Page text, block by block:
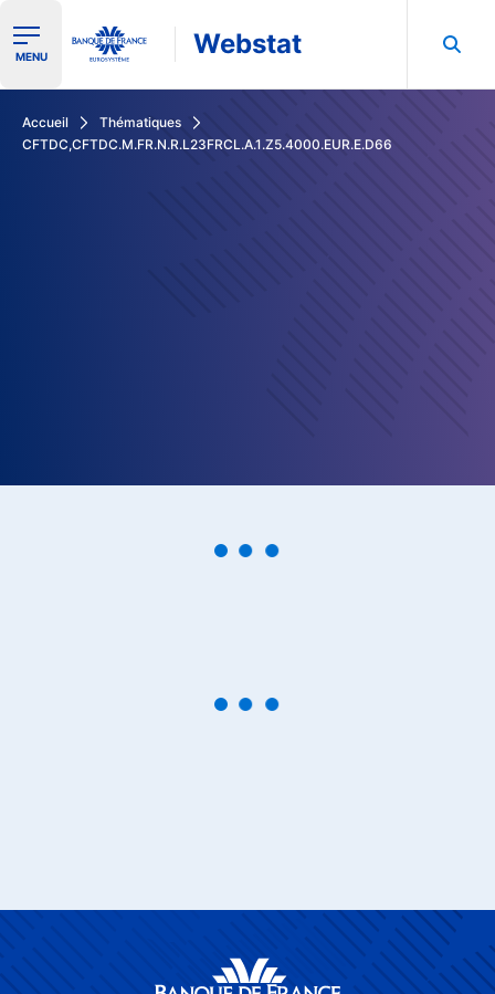
Ouvrir le menu de navigation
MENU Webstat
Accueil
Thématiques
CFTDC,CFTDC.M.FR.N.R.L23FRCL.A.1.Z5.4000.EUR.E.D66